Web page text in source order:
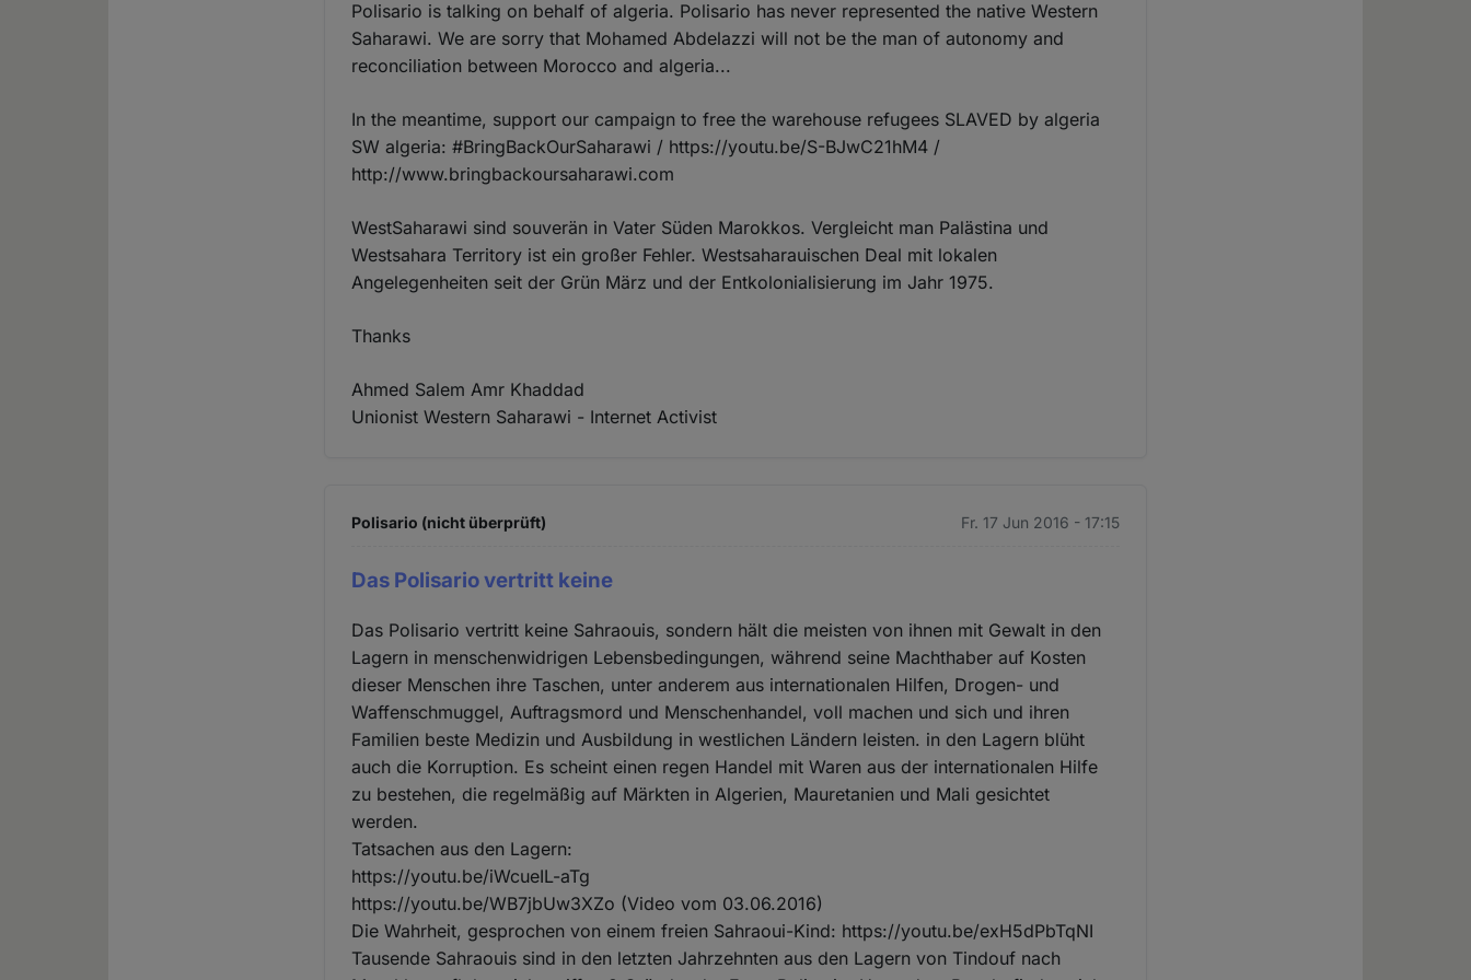
Polisario is talking on behalf of algeria. Polisario has never represented the native Western
Saharawi. We are sorry that Mohamed Abdelazzi will not be the man of autonomy and
reconciliation between Morocco and algeria...
In the meantime, support our campaign to free the warehouse refugees SLAVED by algeria
SW algeria: #BringBackOurSaharawi / https://youtu.be/S-BJwC21hM4 /
http://www.bringbackoursaharawi.com
WestSaharawi sind souverän in Vater Süden Marokkos. Vergleicht man Palästina und
Westsahara Territory ist ein großer Fehler. Westsaharauischen Deal mit lokalen
Angelegenheiten seit der Grün März und der Entkolonialisierung im Jahr 1975.
Thanks
Ahmed Salem Amr Khaddad
Unionist Western Saharawi - Internet Activist
Polisario (nicht überprüft) Fr. 17 Jun 2016 - 17:15
Das Polisario vertritt keine
Das Polisario vertritt keine Sahraouis, sondern hält die meisten von ihnen mit Gewalt in den
Lagern in menschenwidrigen Lebensbedingungen, während seine Machthaber auf Kosten
dieser Menschen ihre Taschen, unter anderem aus internationalen Hilfen, Drogen- und
Waffenschmuggel, Auftragsmord und Menschenhandel, voll machen und sich und ihren
Familien beste Medizin und Ausbildung in westlichen Ländern leisten. in den Lagern blüht
auch die Korruption. Es scheint einen regen Handel mit Waren aus der internationalen Hilfe
zu bestehen, die regelmäßig auf Märkten in Algerien, Mauretanien und Mali gesichtet
werden.
Tatsachen aus den Lagern:
https://youtu.be/iWcueIL-aTg
https://youtu.be/WB7jbUw3XZo (Video vom 03.06.2016)
Die Wahrheit, gesprochen von einem freien Sahraoui-Kind: https://youtu.be/exH5dPbTqNI
Tausende Sahraouis sind in den letzten Jahrzehnten aus den Lagern von Tindouf nach